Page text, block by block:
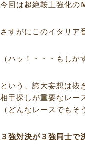
今回は超絶鞍上強化の
さすがにこのイタリア
（ハッ！・・・もし
という、誇大妄想は抜
相手探しが重要なレー
（どんなレースでもそ
３強対決が３強同士で